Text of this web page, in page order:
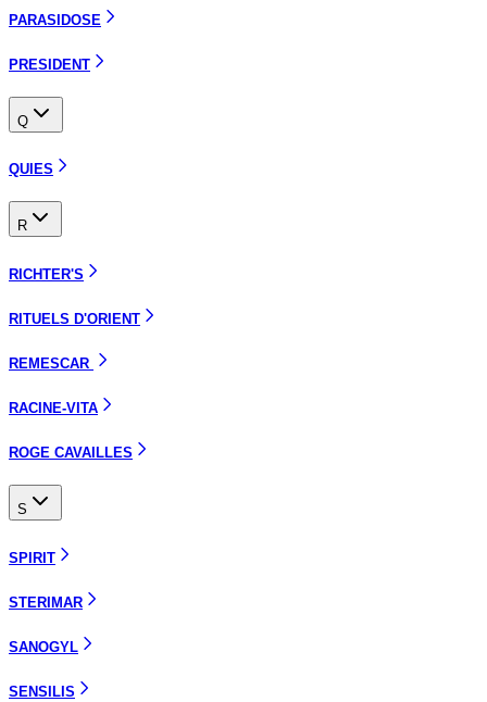
PARASIDOSE
PRESIDENT
Q
QUIES
R
RICHTER'S
RITUELS D'ORIENT
REMESCAR
RACINE-VITA
ROGE CAVAILLES
S
SPIRIT
STERIMAR
SANOGYL
SENSILIS